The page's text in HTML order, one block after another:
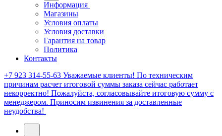
Информация
Магазины
Условия оплаты
Условия доставки
Гарантия на товар
Политика
Контакты
+7 923 314-55-63 Уважаемые клиенты! По техническим
причинам расчет итоговой суммы заказа сейчас работает
некорректно! Пожалуйста, согласовывайте итоговую сумму с
менеджером. Приносим извинения за доставленные
неудобства!